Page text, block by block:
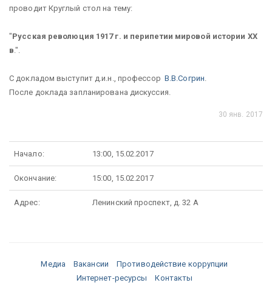
проводит Круглый стол на тему:
"Русская революция 1917 г. и перипетии мировой истории ХХ
в .".
С докладом выступит д.и.н., профессор В.В.Согрин
После доклада запланирована дискуссия.
30 янв. 2017
Начало: 13:00, 15.02.2017
Окончание: 15:00, 15.02.2017
Адрес: Ленинский проспект, д. 32 А
Медиа Вакансии
Противодействие коррупции
Интернет-ресурсы
Контакты